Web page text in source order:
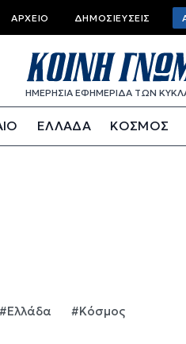
Top bar
ΑΡΧΕΊΟ ΔΗΜΟΣΙΕΎΣΕΙΣ
ΗΜΕΡΗΣΙΑ ΕΦΗΜΕΡΙΔΑ ΤΩΝ
ΕΛΛΑΔΑ ΚΟΣΜΟΣ
#Ελλάδα #Κόσμος